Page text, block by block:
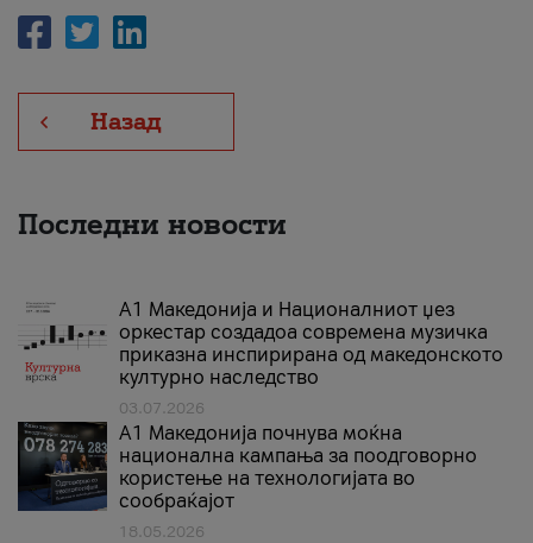
Назад
Последни новости
А1 Македонија и Националниот џез
оркестар создадоа современа музичка
приказна инспирирана од македонското
културно наследство
03.07.2026
A1 Македонија почнува моќна
национална кампања за поодговорно
користење на технологијата во
сообраќајот
18.05.2026